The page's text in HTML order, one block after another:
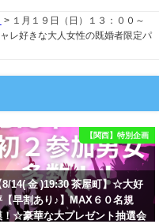
> １月１９日（日）１３：００～
レ好きな大人女性の既婚者限定パ
【関西】特別企画
8/14( 金 )19:30 茶屋町】☆大好
【早割あり♪】MAX６０名規
！☆豪華な大プレゼント抽選会